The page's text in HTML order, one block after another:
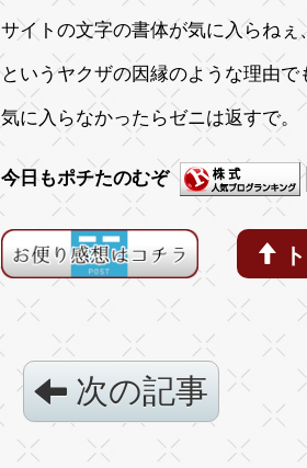
サイトの文字の書体が気に入らね
というヤクザの因縁のような理由で
気に入らなかったらゼニは返すで。
今日もポチたのむぞ
次の記事